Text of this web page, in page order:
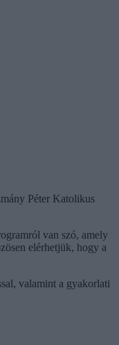
Péter Katolikus
van szó, amely
elérhetjük, hogy a
valamint a gyakorlati